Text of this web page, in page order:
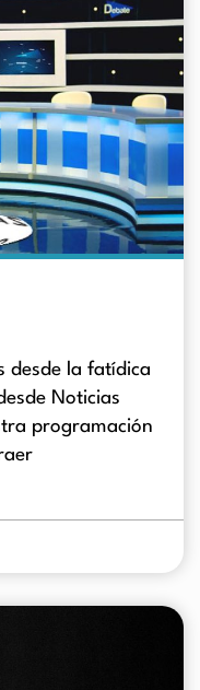
desde la fatídica
Noticias
programación